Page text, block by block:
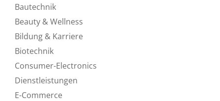
Bautechnik
Beauty & Wellness
Bildung & Karriere
Biotechnik
Consumer-Electronics
Dienstleistungen
E-Commerce